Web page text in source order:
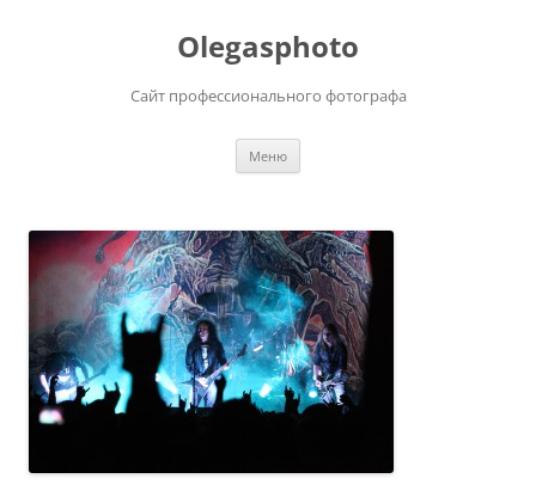
Olegasphoto
Сайт профессионального фотографа
Меню